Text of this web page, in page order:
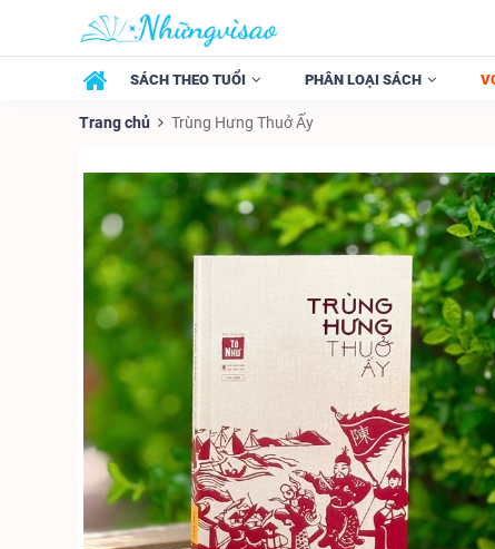
SÁCH THEO TUỔI PHÂN LOẠI SÁCH
Trang chủ Trùng Hưng Thuở Ấy